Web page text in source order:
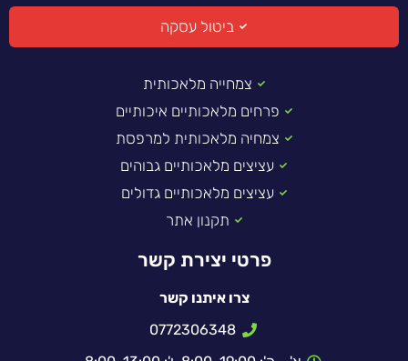
ביטול עסקה
צמחייה מלאכותית
פרחים מלאכותיים איכותיים
צמחיה מלאכותית למרפסת
עציצים מלאכותיים גבוהים
עציצים מלאכותיים גדולים
תקנון אתר
פרטי יצירת קשר
צרו איתנו קשר
0772306348